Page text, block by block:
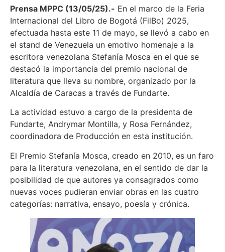
Prensa MPPC (13/05/25).- En el marco de la Feria
Internacional del Libro de Bogotá (FilBo) 2025,
efectuada hasta este 11 de mayo, se llevó a cabo en
el stand de Venezuela un emotivo homenaje a la
escritora venezolana Stefanía Mosca en el que se
destacó la importancia del premio nacional de
literatura que lleva su nombre, organizado por la
Alcaldía de Caracas a través de Fundarte.
La actividad estuvo a cargo de la presidenta de
Fundarte, Andrymar Montilla, y Rosa Fernández,
coordinadora de Producción en esta institución.
El Premio Stefanía Mosca, creado en 2010, es un faro
para la literatura venezolana, en el sentido de dar la
posibilidad de que autores ya consagrados como
nuevas voces pudieran enviar obras en las cuatro
categorías: narrativa, ensayo, poesía y crónica.